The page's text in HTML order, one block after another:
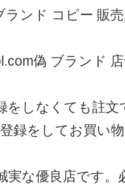
ンド コピー 販
偽 ブランド
。
をしなくても註
録をしてお買い
実な優良店です。